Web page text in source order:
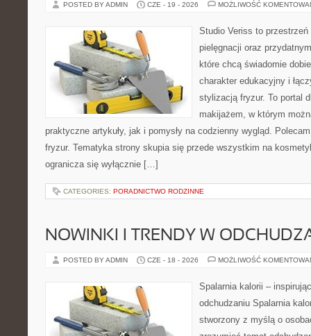
POSTED BY ADMIN CZE - 19 - 2026 MOŻLIWOŚĆ
Studio Veriss to
pielęgnacji oraz
które chcą świadomie
charakter edukacyjny i
stylizacją fryzur. To portal
makijażem, w którym
praktyczne artykuły, jak i pomysły na codzienny wygląd.
fryzur. Tematyka strony skupia się przede wszystkim na
ogranicza się wyłącznie […]
CATEGORIES: PORADNICTWO RODZINNE
NOWINKI I TRENDY W
POSTED BY ADMIN CZE - 18 - 2026 MOŻLIWOŚĆ
Spalarnia kalorii –
odchudzaniu Spalarnia
stworzony z myślą o